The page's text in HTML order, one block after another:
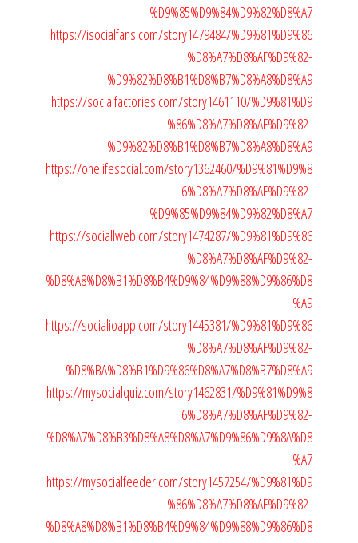
%D9%85%D9%84%D9%82%D8%A7
https://isocialfans.com/story1479484/%D9%81%D9%86
%D8%A7%D8%AF%D9%82-
%D9%82%D8%B1%D8%B7%D8%A8%D8%A9
https://socialfactories.com/story1461110/%D9%81%D9
%86%D8%A7%D8%AF%D9%82-
%D9%82%D8%B1%D8%B7%D8%A8%D8%A9
https://onelifesocial.com/story1362460/%D9%81%D9%8
6%D8%A7%D8%AF%D9%82-
%D9%85%D9%84%D9%82%D8%A7
https://sociallweb.com/story1474287/%D9%81%D9%86
%D8%A7%D8%AF%D9%82-
%D8%A8%D8%B1%D8%B4%D9%84%D9%88%D9%86%D8
%A9
https://socialioapp.com/story1445381/%D9%81%D9%86
%D8%A7%D8%AF%D9%82-
%D8%BA%D8%B1%D9%86%D8%A7%D8%B7%D8%A9
https://mysocialquiz.com/story1462831/%D9%81%D9%8
6%D8%A7%D8%AF%D9%82-
%D8%A7%D8%B3%D8%A8%D8%A7%D9%86%D9%8A%D8
%A7
https://mysocialfeeder.com/story1457254/%D9%81%D9
%86%D8%A7%D8%AF%D9%82-
%D8%A8%D8%B1%D8%B4%D9%84%D9%88%D9%86%D8